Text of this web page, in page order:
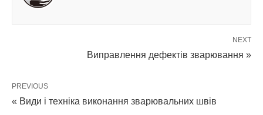
NEXT
Виправлення дефектів зварювання »
PREVIOUS
« Види і техніка виконання зварювальних швів